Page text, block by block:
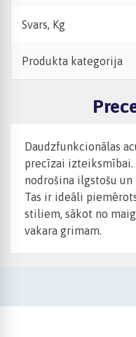
Svars, Kg
Produkta kategorija
Daudzfunkcionālas
precīzai
nodrošina ilgstošu
Tas ir ideāli
stiliem, sākot no
vakara grimam.